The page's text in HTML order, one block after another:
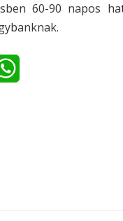
60-90 napos